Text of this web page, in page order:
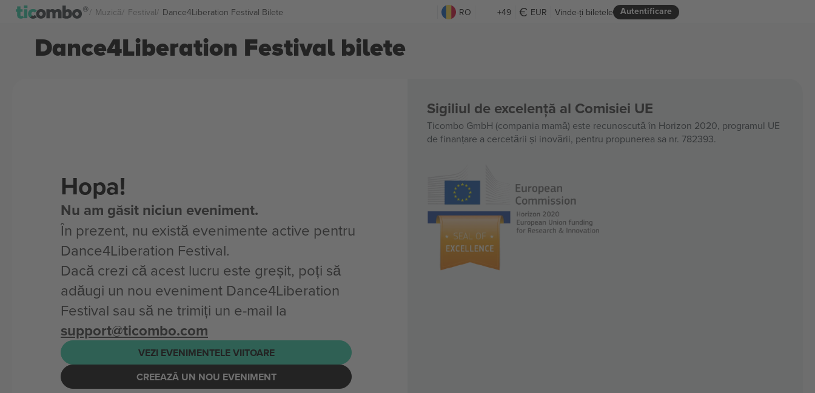
Muzică Festival Dance4Liberation Festival Bilete RO +49 EUR Autentificare
Vinde-ți biletele
Dance4Liberation Festival bilete
Hopa!
Nu am găsit niciun eveniment.
În prezent, nu există evenimente active pentru
Dance4Liberation Festival.
Dacă crezi că acest lucru este greșit, poți să
adăugi un nou eveniment Dance4Liberation
Festival sau să ne trimiți un e-mail la
support@ticombo.com
VEZI EVENIMENTELE VIITOARE
CREEAZĂ UN NOU EVENIMENT
Sigiliul de excelență al Comisiei UE
Ticombo GmbH (compania mamă) este recunoscută în Horizon 2020, programul UE
de finanțare a cercetării și inovării, pentru propunerea sa nr. 782393.